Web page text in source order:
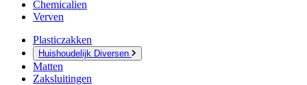
Chemicalien
Verven
Plasticzakken
Huishoudelijk Diversen
Matten
Zaksluitingen